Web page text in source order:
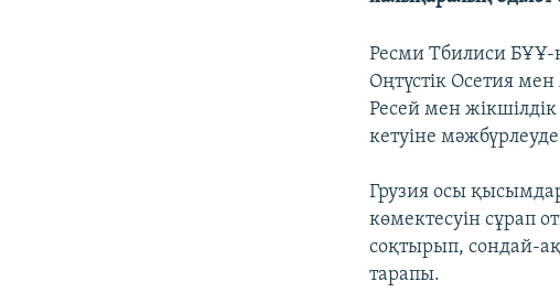
Ресми Тбилиси
Оңтүстік Осетия
Ресей мен
кетуіне
Грузия осы
көмектесуін сұрап
соқтырып, сондай-ақ
тарапы.